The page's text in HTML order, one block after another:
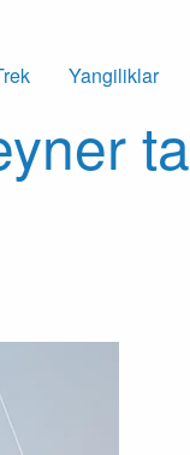
Yangiliklar